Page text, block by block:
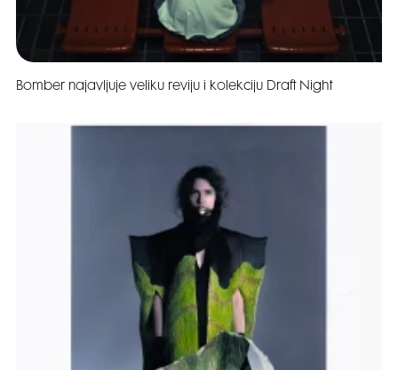
Bomber najavljuje veliku reviju i kolekciju Draft Night